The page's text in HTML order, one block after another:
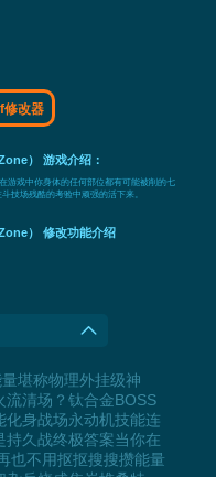
修改器
） 游戏介绍：
游戏中你身体的任何部位都有可能被削的七
技场残酷的考验中顽强的活下来。
） 修改功能介绍
堪称物理外挂级神
清场？钛合金BOSS
身战场永动机技能连
久战终极答案当你在
也不用抠抠搜搜攒能量